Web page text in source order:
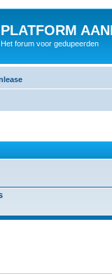
PLATFORM
Het forum voor gedupeerden